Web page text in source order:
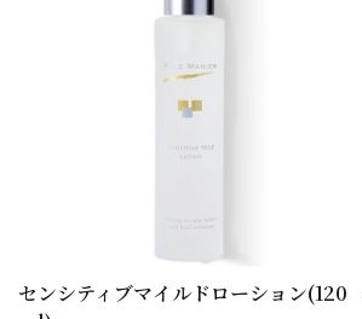
センシティブマイルドローション(120